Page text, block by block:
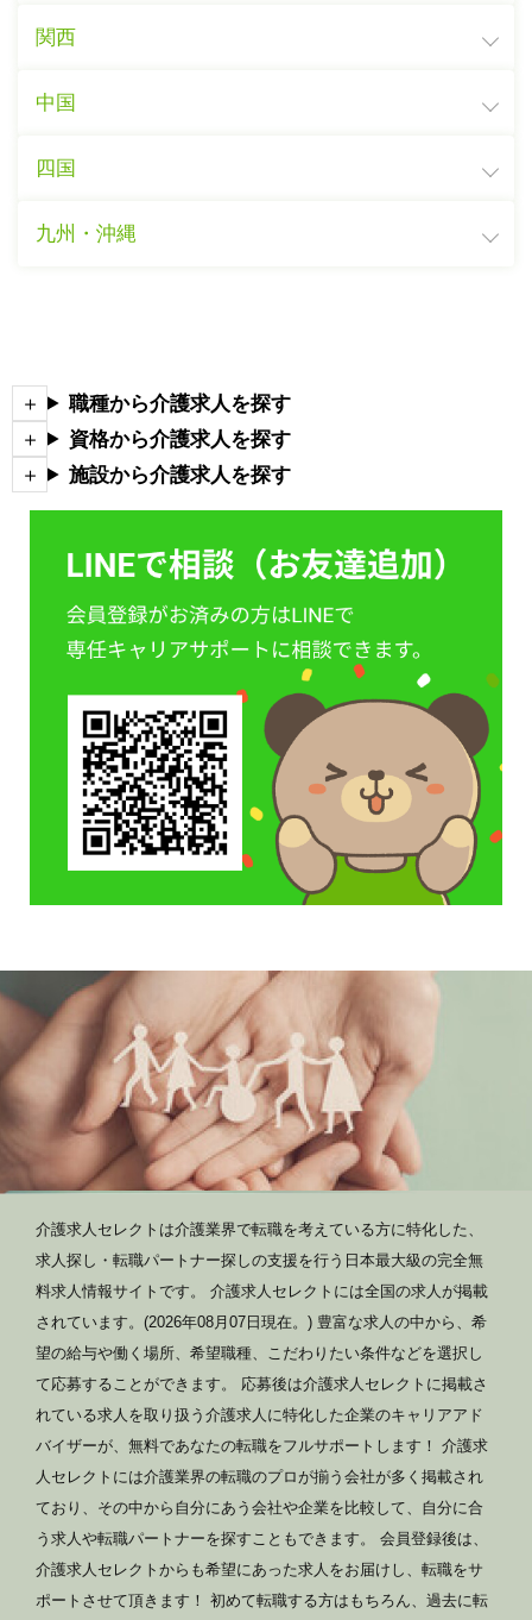
関西
中国
四国
九州・沖縄
職種から介護求人を探す
資格から介護求人を探す
施設から介護求人を探す
介護求人セレクトは介護業界で転職を考えている方に特化した、
求人探し・転職パートナー探しの支援を行う日本最大級の完全無
料求人情報サイトです。 介護求人セレクトには全国の求人が掲載
されています。(2026年08月07日現在。) 豊富な求人の中から、希
望の給与や働く場所、希望職種、こだわりたい条件などを選択し
て応募することができます。 応募後は介護求人セレクトに掲載さ
れている求人を取り扱う介護求人に特化した企業のキャリアアド
バイザーが、無料であなたの転職をフルサポートします！ 介護求
人セレクトには介護業界の転職のプロが揃う会社が多く掲載され
ており、その中から自分にあう会社や企業を比較して、自分に合
う求人や転職パートナーを探すこともできます。 会員登録後は、
介護求人セレクトからも希望にあった求人をお届けし、転職をサ
ポートさせて頂きます！ 初めて転職する方はもちろん、過去に転